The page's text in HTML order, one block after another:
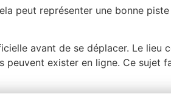
peut représenter une bonne
avant de se déplacer. Le lieu
peuvent exister en ligne. Ce